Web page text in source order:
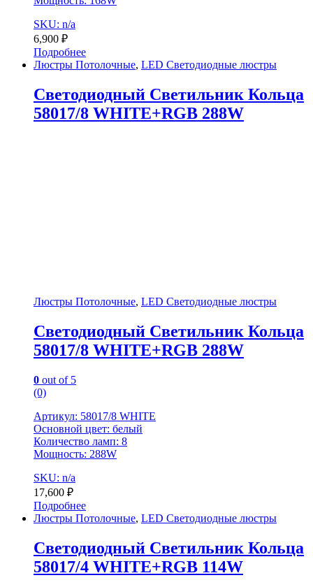
SKU: n/a
6,900 ₽
Подробнее
Люстры Потолочные, LED Светодиодные люстры
Светодиодный Светильник Кольца
58017/8 WHITE+RGB 288W
Люстры Потолочные, LED Светодиодные люстры
Светодиодный Светильник Кольца
58017/8 WHITE+RGB 288W
0 out of 5
(0)
Артикул: 58017/8 WHITE
Основной цвет: белый
Количество ламп: 8
Мощность: 288W
SKU: n/a
17,600 ₽
Подробнее
Люстры Потолочные, LED Светодиодные люстры
Светодиодный Светильник Кольца
58017/4 WHITE+RGB 114W